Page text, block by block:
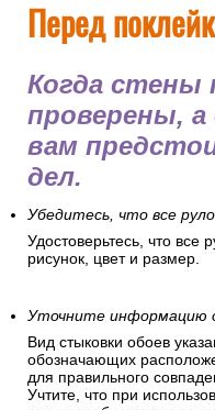
Перед
Когда стены
проверены, а
вам
дел.
Убедитесь, что все
Удостоверьтесь, что
рисунок, цвет и размер.
Уточните информацию
Вид стыковки обоев
обозначающих
для правильного
Учтите, что при